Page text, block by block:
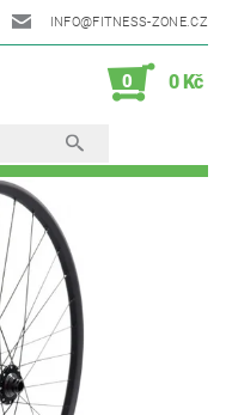
INFO@FITNESS-ZONE.CZ
0 0 Kč